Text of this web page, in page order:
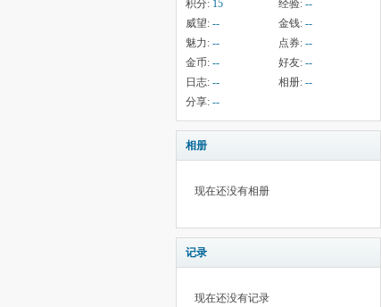
积分: 15 经验: --
威望: -- 金钱: --
魅力: -- 点券: --
金币: -- 好友: --
日志: -- 相册: --
分享: --
相册
现在还没有相册
记录
现在还没有记录